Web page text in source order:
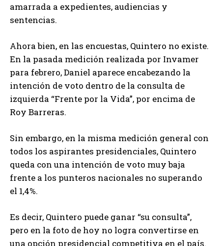
amarrada a expedientes, audiencias y
sentencias.
Ahora bien, en las encuestas, Quintero no existe.
En la pasada medición realizada por Invamer
para febrero, Daniel aparece encabezando la
intención de voto dentro de la consulta de
izquierda “Frente por la Vida”, por encima de
Roy Barreras.
Sin embargo, en la misma medición general con
todos los aspirantes presidenciales, Quintero
queda con una intención de voto muy baja
frente a los punteros nacionales no superando
el 1,4%.
Es decir, Quintero puede ganar “su consulta”,
pero en la foto de hoy no logra convertirse en
una opción presidencial competitiva en el país.